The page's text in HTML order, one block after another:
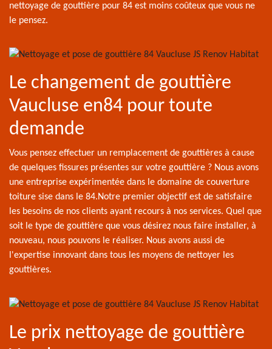
nettoyage de gouttière pour 84 est moins coûteux que vous ne
le pensez.
Le changement de gouttière
Vaucluse en84 pour toute
demande
Vous pensez effectuer un remplacement de gouttières à cause
de quelques fissures présentes sur votre gouttière ? Nous avons
une entreprise expérimentée dans le domaine de couverture
toiture sise dans le 84.Notre premier objectif est de satisfaire
les besoins de nos clients ayant recours à nos services. Quel que
soit le type de gouttière que vous désirez nous faire installer, à
nouveau, nous pouvons le réaliser. Nous avons aussi de
l'expertise innovant dans tous les moyens de nettoyer les
gouttières.
Le prix nettoyage de gouttière